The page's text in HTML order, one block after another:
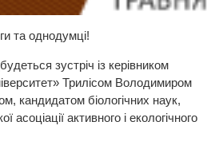
та однодумці!
зустріч із керівником
Трилісом Володимиром
кандидатом біологічних наук,
асоціації активного і екологічного